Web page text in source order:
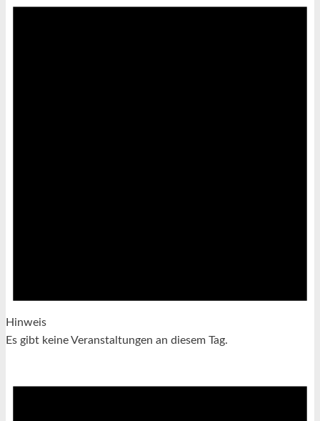
Hinweis
Es gibt keine Veranstaltungen an diesem Tag.